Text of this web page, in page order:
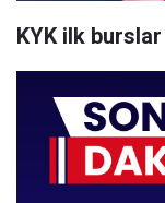
KYK ilk